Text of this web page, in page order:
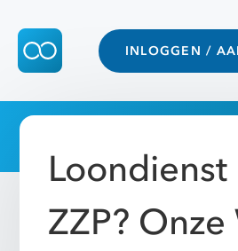
INLOGGEN /
ZZP?